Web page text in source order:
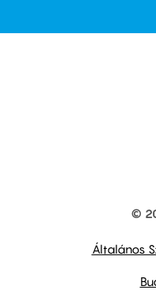
©
Általános